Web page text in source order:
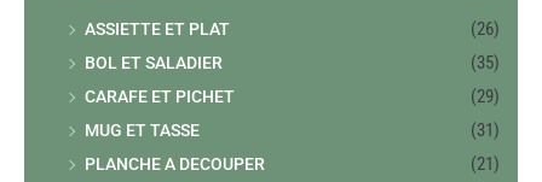
ASSIETTE ET PLAT (26)
BOL ET SALADIER (35)
CARAFE ET PICHET (29)
MUG ET TASSE (31)
PLANCHE A DECOUPER (21)